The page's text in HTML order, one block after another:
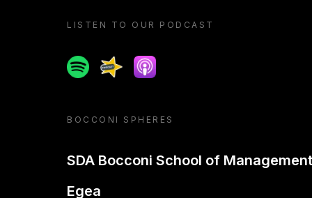
LISTEN TO OUR PODCAST
SpotifySpreakerApple podcast
BOCCONI SPHERES
SDA Bocconi School of Management
Egea